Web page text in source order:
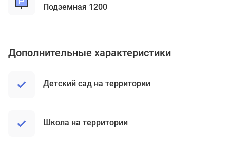
подземная 1200
Дополнительные характеристики
Детский сад на территории
Школа на территории